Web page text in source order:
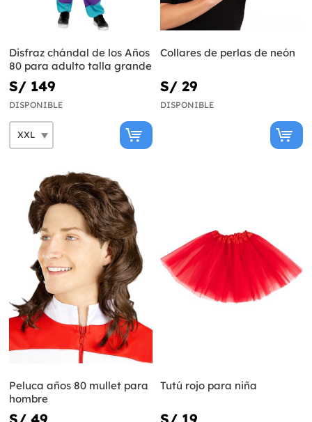
Disfraz chándal de los Años
80 para adulto talla grande
S/ 149
DISPONIBLE
Collares de perlas de neón
S/ 29
DISPONIBLE
Peluca años 80 mullet para
hombre
Tutú rojo para niña